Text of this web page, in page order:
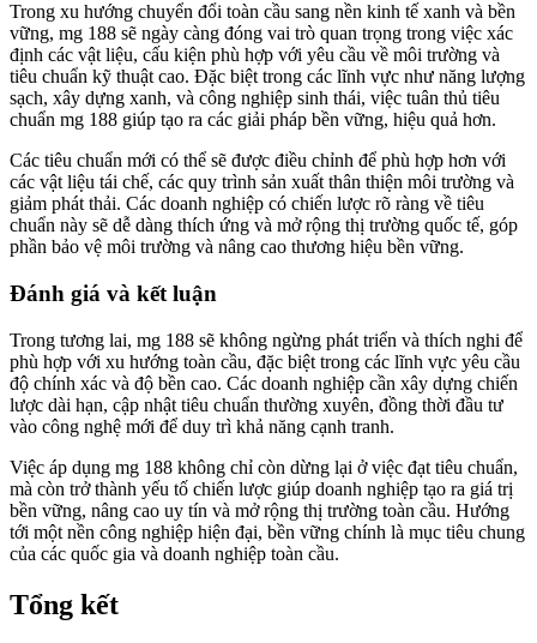
Trong xu hướng chuyển đổi toàn cầu sang nền kinh tế xanh và bền
vững, mg 188 sẽ ngày càng đóng vai trò quan trọng trong việc xác
định các vật liệu, cấu kiện phù hợp với yêu cầu về môi trường và
tiêu chuẩn kỹ thuật cao. Đặc biệt trong các lĩnh vực như năng lượng
sạch, xây dựng xanh, và công nghiệp sinh thái, việc tuân thủ tiêu
chuẩn mg 188 giúp tạo ra các giải pháp bền vững, hiệu quả hơn.
Các tiêu chuẩn mới có thể sẽ được điều chỉnh để phù hợp hơn với
các vật liệu tái chế, các quy trình sản xuất thân thiện môi trường và
giảm phát thải. Các doanh nghiệp có chiến lược rõ ràng về tiêu
chuẩn này sẽ dễ dàng thích ứng và mở rộng thị trường quốc tế, góp
phần bảo vệ môi trường và nâng cao thương hiệu bền vững.
Đánh giá và kết luận
Trong tương lai, mg 188 sẽ không ngừng phát triển và thích nghi để
phù hợp với xu hướng toàn cầu, đặc biệt trong các lĩnh vực yêu cầu
độ chính xác và độ bền cao. Các doanh nghiệp cần xây dựng chiến
lược dài hạn, cập nhật tiêu chuẩn thường xuyên, đồng thời đầu tư
vào công nghệ mới để duy trì khả năng cạnh tranh.
Việc áp dụng mg 188 không chỉ còn dừng lại ở việc đạt tiêu chuẩn,
mà còn trở thành yếu tố chiến lược giúp doanh nghiệp tạo ra giá trị
bền vững, nâng cao uy tín và mở rộng thị trường toàn cầu. Hướng
tới một nền công nghiệp hiện đại, bền vững chính là mục tiêu chung
của các quốc gia và doanh nghiệp toàn cầu.
Tổng kết